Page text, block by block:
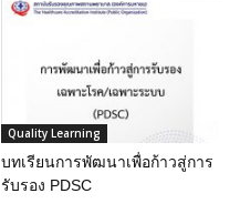
Quality Learning
บทเรียนการพัฒนาเพื่อก้าวสู่การ
รับรอง PDSC